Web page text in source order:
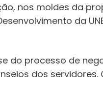
nos moldes da
da
do processo de
dos